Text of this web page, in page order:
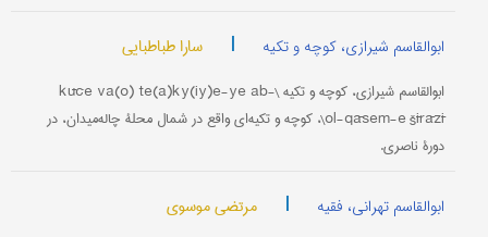
ابوالقاسم شیرازی، کوچه و تکیه | سارا طباطبایی
ابوالقاسم شیرازی، کوچه و تکیه \kūče va(o) te(a)ky(iy)e-ye ab-
ol-qāsem-e šīrāzī\، کوچه و تکیه‌ای واقع در شمال محلۀ چاله‌میدان، در
دورۀ ناصری.
ابوالقاسم تهرانی، فقیه | مرتضی موسوی